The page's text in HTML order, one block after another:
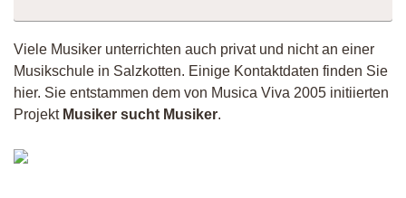
Viele Musiker unterrichten auch privat und nicht an einer
Musikschule in Salzkotten. Einige Kontaktdaten finden Sie
hier. Sie entstammen dem von Musica Viva 2005 initiierten
Projekt Musiker sucht Musiker.